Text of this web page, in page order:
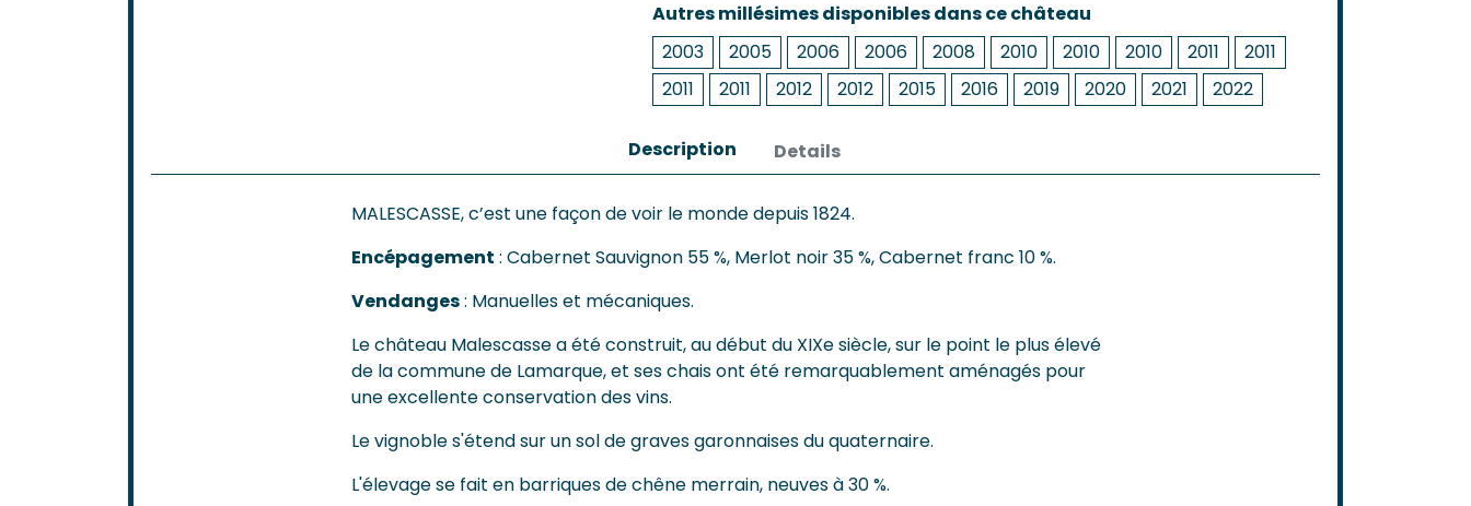
Autres millésimes disponibles dans ce château
2003
2005 2006 2006 2008 2010 2010 2010 2011
2011
2011
2011 2012 2012 2015 2016 2019 2020 2021 2022
Description Details
MALESCASSE, c’est une façon de voir le monde depuis 1824.
Encépagement : Cabernet Sauvignon 55 %, Merlot noir 35 %, Cabernet franc 10 %.
Vendanges: Manuelles et mécaniques.
Le château Malescasse a été construit, au début du XIXe siècle, sur le point le plus élevé
de la commune de Lamarque, et ses chais ont été remarquablement aménagés pour
une excellente conservation des vins.
Le vignoble s'étend sur un sol de graves garonnaises du quaternaire.
L'élevage se fait en barriques de chêne merrain, neuves à 30 %.